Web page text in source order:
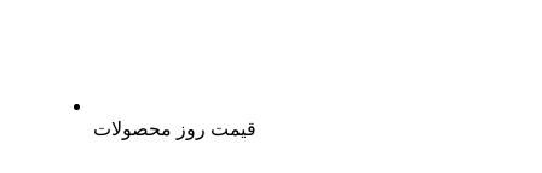
قیمت روز محصولات